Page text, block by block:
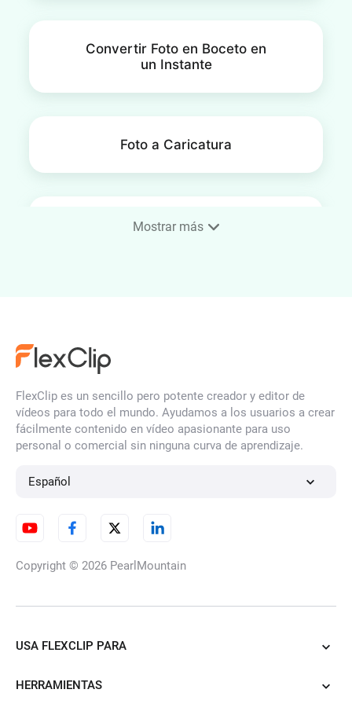
Convertir Foto en Boceto en
un Instante
Foto a Caricatura
Convertir fotos en dibujos
Claymation
Foto a arte de fieltro
Filtro de Halloween de IA
Mostrar más
FlexClip es un sencillo pero potente creador y editor de
vídeos para todo el mundo. Ayudamos a los usuarios a crear
fácilmente contenido en vídeo apasionante para uso
personal o comercial sin ninguna curva de aprendizaje.
Español
Copyright © 2026 PearlMountain
USA FLEXCLIP PARA
HERRAMIENTAS